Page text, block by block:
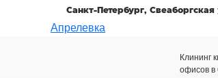
Санкт-Петербург, Свеаборгская
Апрелевка
Клининг
офисов в